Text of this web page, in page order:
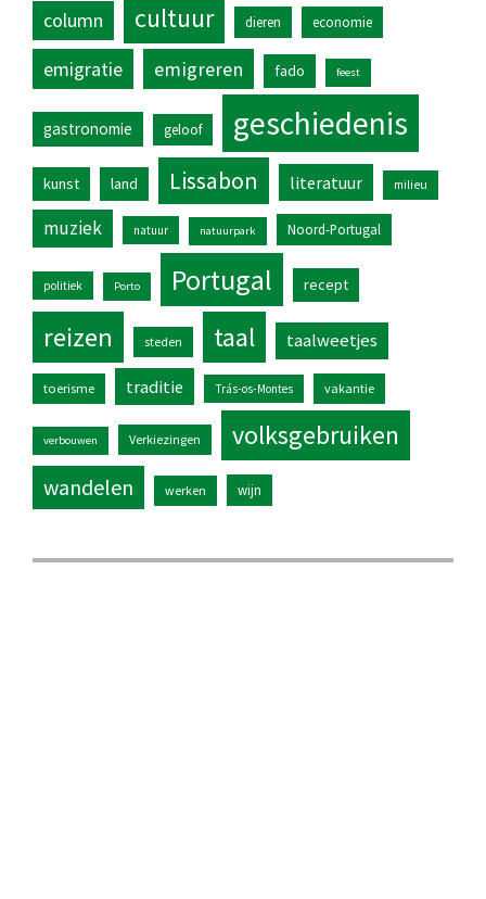
column cultuur dieren economie
emigratie emigreren fado feest
gastronomie geloof geschiedenis
kunst land Lissabon literatuur milieu
muziek natuur natuurpark Noord-Portugal
politiek Porto Portugal recept
reizen steden taal taalweetjes
toerisme traditie Trás-os-Montes vakantie
verbouwen Verkiezingen volksgebruiken
wandelen werken wijn